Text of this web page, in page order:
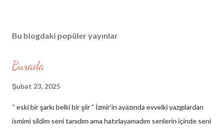
Bu blogdaki popüler yayınlar
Burada
Şubat 23, 2025
“ eski bir şarkı belki bir şiir ” İzmir’in ayazında evvelki yazgılardan
ismimi sildim seni tanıdım ama hatırlayamadım senlerin içinde seni